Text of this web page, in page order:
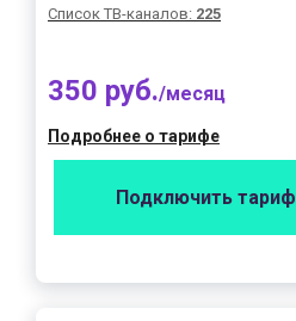
Список ТВ-каналов: 225
350 руб./месяц
Подробнее о тарифе
Подключить тариф